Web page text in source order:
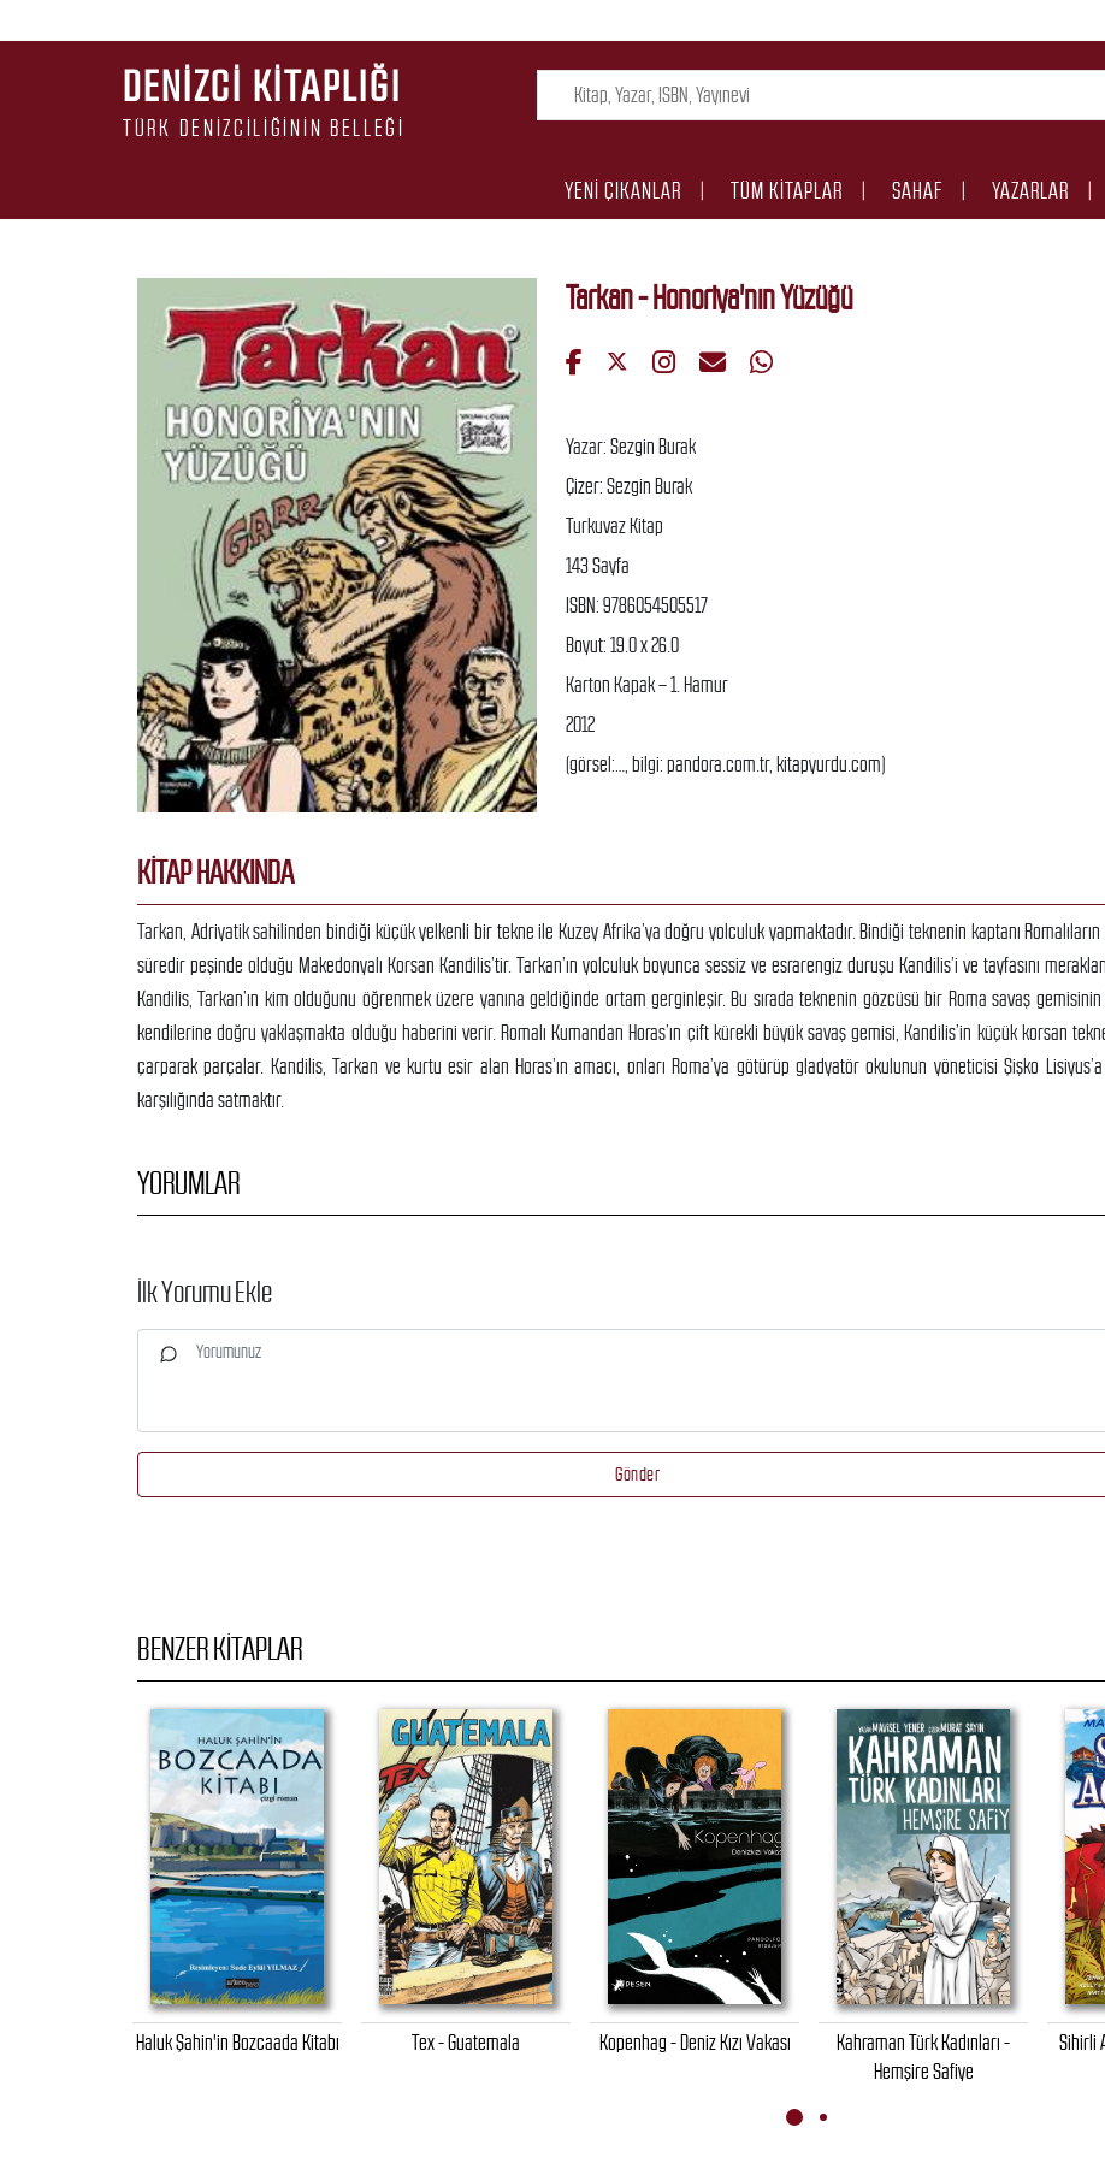
DENIZCI KITAPLIĞI
TÜRK DENIZCILIĞININ BELLEĞI
YENI ÇIKANLAR TÜM KITAPLAR SAHAF YAZARLAR
Tarkan - Honoriya'nın Yüzüğü
Yazar: Sezgin Burak
Çizer: Sezgin Burak
Turkuvaz Kitap
143 Sayfa
ISBN: 9786054505517
Boyut: 19.0 x 26.0
Karton Kapak – 1. Hamur
2012
(görsel:…, bilgi: pandora.com.tr, kitapyurdu.com)
KITAP HAKKINDA
Tarkan, Adriyatik sahilinden bindiği küçük yelkenli bir tekne ile Kuzey Afrika’ya doğru yolculuk yapmaktadır. Bindiği teknenin kaptanı Romalıların
süredir peşinde olduğu Makedonyalı Korsan Kandilis’tir. Tarkan’ın yolculuk boyunca sessiz ve esrarengiz duruşu Kandilis’i ve tayfasını
Kandilis, Tarkan’ın kim olduğunu öğrenmek üzere yanına geldiğinde ortam gerginleşir. Bu sırada teknenin gözcüsü bir Roma savaş gemisinin
kendilerine doğru yaklaşmakta olduğu haberini verir. Romalı Kumandan Horas’ın çift kürekli büyük savaş gemisi, Kandilis’in küçük korsan
çarparak parçalar. Kandilis, Tarkan ve kurtu esir alan Horas’ın amacı, onları Roma’ya götürüp gladyatör okulunun yöneticisi Şişko Lisiyus’a
karşılığında satmaktır.
YORUMLAR
İlk Yorumu Ekle
Gönder
BENZER KITAPLAR
Haluk Şahin'in Bozcaada Kitabı Tex - Guatemala Kopenhag - Deniz Kızı Vakası
Kahraman Türk Kadınları -
Hemşire Safiye
Sihirli